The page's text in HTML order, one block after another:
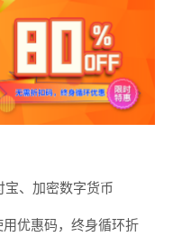
、加密数字货币
优惠码，终身循环折